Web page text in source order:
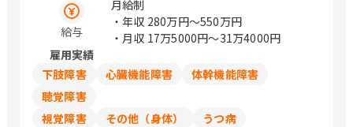
央区 神奈川県横浜市西区 大阪府吹田市
広島県広島市東区 福岡県福岡市中央区
（変更の範囲）会社の指定する場所
給与
月給制
・年収 280万円〜550万円
・月収 17万5000円〜31万4000円
雇用実績
下肢障害
心臓機能障害
体幹機能障害
聴覚障害
視覚障害
その他（身体）
うつ病